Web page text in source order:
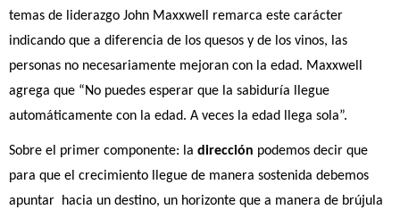
temas de liderazgo John Maxxwell remarca este carácter
indicando que a diferencia de los quesos y de los vinos, las
personas no necesariamente mejoran con la edad. Maxxwell
agrega que “No puedes esperar que la sabiduría llegue
automáticamente con la edad. A veces la edad llega sola”.
Sobre el primer componente: la dirección podemos decir que
para que el crecimiento llegue de manera sostenida debemos
apuntar  hacia un destino, un horizonte que a manera de brújula